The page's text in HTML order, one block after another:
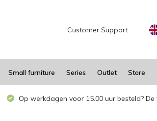
Customer Support
Small furniture Series Outlet Store
Op werkdagen voor 15.00 uur besteld?